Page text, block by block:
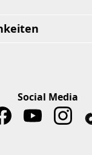
Social Media